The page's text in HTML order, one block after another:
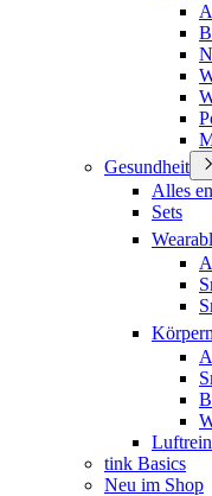
Gesundheit
Alles
Sets
tink Basics
Neu im Shop